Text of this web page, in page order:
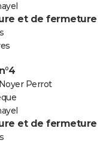
et de fermeture
Perrot
et de fermeture